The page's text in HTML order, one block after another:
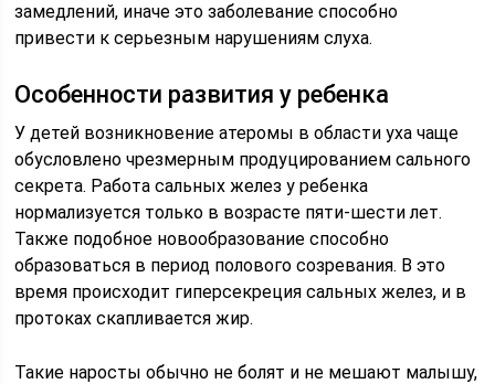
замедлений, иначе это заболевание способно
привести к серьезным нарушениям слуха.
Особенности развития у ребенка
У детей возникновение атеромы в области уха чаще
обусловлено чрезмерным продуцированием сального
секрета. Работа сальных желез у ребенка
нормализуется только в возрасте пяти-шести лет.
Также подобное новообразование способно
образоваться в период полового созревания. В это
время происходит гиперсекреция сальных желез, и в
протоках скапливается жир.
Такие наросты обычно не болят и не мешают малышу,